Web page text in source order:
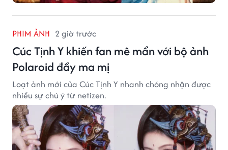
PHIM ẢNH 2 giờ trước
Cúc Tịnh Y khiến fan mê mẩn với bộ ảnh
Polaroid đầy ma mị
Loạt ảnh mới của Cúc Tịnh Y nhanh chóng nhận được
nhiều sự chú ý từ netizen.